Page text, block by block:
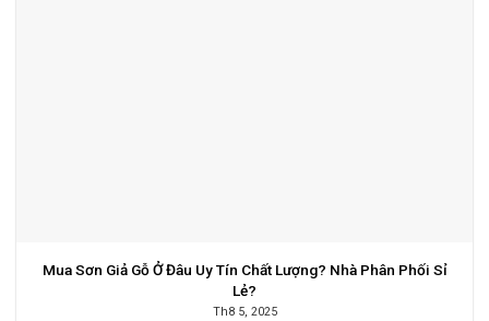
Mua Sơn Giả Gỗ Ở Đâu Uy Tín Chất Lượng? Nhà Phân Phối Sỉ
Lẻ?
Th8 5, 2025